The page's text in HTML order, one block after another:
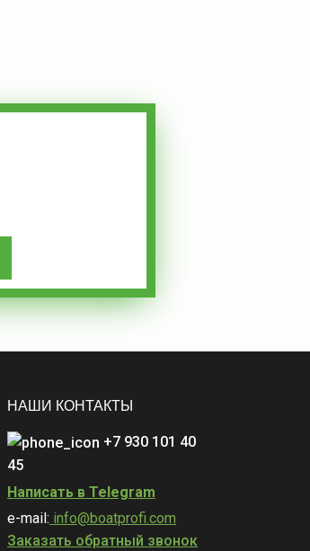
НАШИ КОНТАКТЫ
+7 930 101 40
45
Написать в Telegram
e-mail: info@boatprofi.com
Заказать обратный звонок